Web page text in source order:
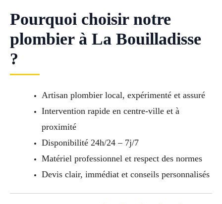
Pourquoi choisir notre
plombier à La Bouilladisse
?
Artisan plombier local, expérimenté et assuré
Intervention rapide en centre-ville et à
proximité
Disponibilité 24h/24 – 7j/7
Matériel professionnel et respect des normes
Devis clair, immédiat et conseils personnalisés